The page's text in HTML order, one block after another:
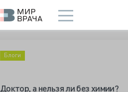
Блоги
Доктор, а нельзя ли без химии?